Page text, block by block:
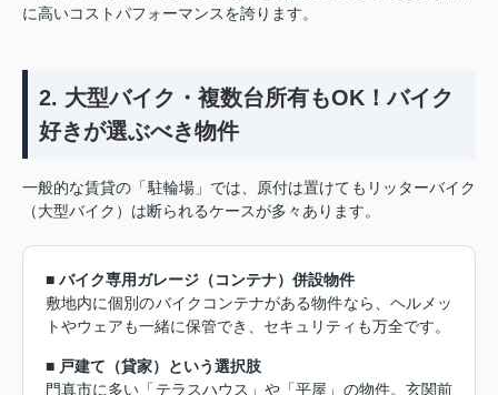
に高いコストパフォーマンスを誇ります。
2. 大型バイク・複数台所有もOK！バイク
好きが選ぶべき物件
一般的な賃貸の「駐輪場」では、原付は置けてもリッターバイク
（大型バイク）は断られるケースが多々あります。
■ バイク専用ガレージ（コンテナ）併設物件
敷地内に個別のバイクコンテナがある物件なら、ヘルメッ
トやウェアも一緒に保管でき、セキュリティも万全です。
■ 戸建て（貸家）という選択肢
門真市に多い「テラスハウス」や「平屋」の物件。玄関前